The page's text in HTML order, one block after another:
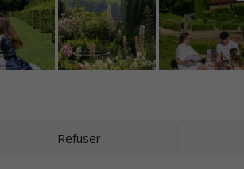
Refuser